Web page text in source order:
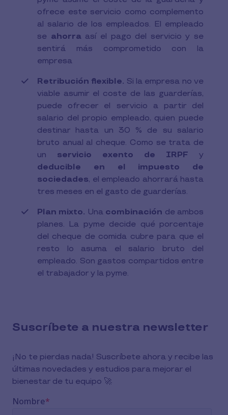
ofrece este servicio como complemento
al salario de los empleados. El empleado
se ahorra así el pago del servicio y se
sentirá más comprometido con la
empresa
Retribución flexible. Si la empresa no ve
viable asumir el coste de las guarderías,
puede ofrecer el servicio a partir del
salario del propio empleado, quien puede
destinar hasta un 30 % de su salario
bruto anual al cheque. Como se trata de
un servicio exento de IRPF y
deducible en el impuesto de
sociedades, el empleado ahorrará hasta
tres meses en el gasto de guarderías.
Plan mixto. Una combinación de ambos
planes. La pyme decide qué porcentaje
del cheque de comida cubre para que el
resto lo asuma el salario bruto del
empleado. Son gastos compartidos entre
el trabajador y la pyme.
Suscríbete a nuestra newsletter
¡No te pierdas nada! Suscríbete ahora y recibe las
últimas novedades y estudios para mejorar el
bienestar de tu equipo 🚀